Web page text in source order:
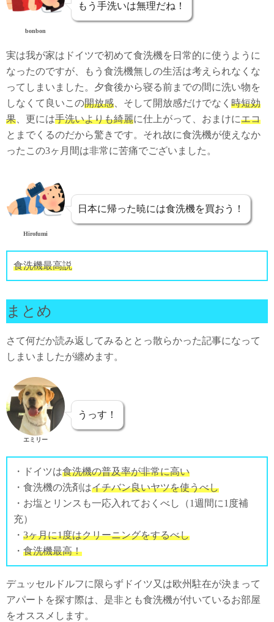
bonbon
もう手洗いは無理だね！
実は我が家はドイツで初めて食洗機を日常的に使うように
なったのですが、もう食洗機無しの生活は考えられなくな
ってしまいました。夕食後から寝る前までの間に洗い物を
しなくて良いこの開放感 、そして開放感だけでなく 時短効
果 、更には手洗いよりも綺麗に仕上がって、おまけにエコ
とまでくるのだから驚きです。それ故に食洗機が使えなか
ったこの3ヶ月間は非常に苦痛でございました。
Hirofumi
日本に帰った暁には食洗機を買おう！
食洗機最高説
まとめ
さて何だか読み返してみるととっ散らかった記事になって
しまいましたが纏めます。
エミリー
うっす！
・ドイツは食洗機の普及率が非常に高い
・食洗機の洗剤はイチバン良いヤツを使うべし
・お塩とリンスも一応入れておくべし（1週間に1度補
充）
・ 3ヶ月に1度はクリーニングをするべし
・ 食洗機最高！
デュッセルドルフに限らずドイツ又は欧州駐在が決まって
アパートを探す際は、是非とも食洗機が付いているお部屋
をオススメします。